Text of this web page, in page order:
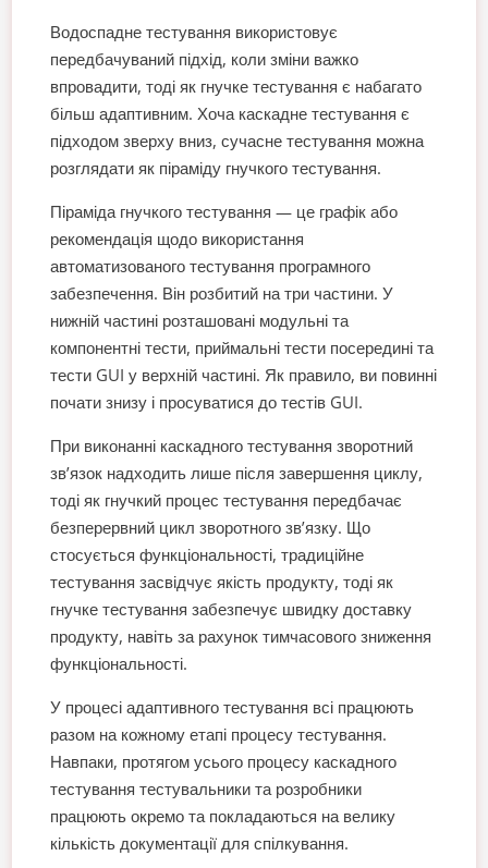
Водоспадне тестування використовує
передбачуваний підхід, коли зміни важко
впровадити, тоді як гнучке тестування є набагато
більш адаптивним. Хоча каскадне тестування є
підходом зверху вниз, сучасне тестування можна
розглядати як піраміду гнучкого тестування.
Піраміда гнучкого тестування — це графік або
рекомендація щодо використання
автоматизованого тестування програмного
забезпечення. Він розбитий на три частини. У
нижній частині розташовані модульні та
компонентні тести, приймальні тести посередині та
тести GUI у верхній частині. Як правило, ви повинні
почати знизу і просуватися до тестів GUI.
При виконанні каскадного тестування зворотний
зв’язок надходить лише після завершення циклу,
тоді як гнучкий процес тестування передбачає
безперервний цикл зворотного зв’язку. Що
стосується функціональності, традиційне
тестування засвідчує якість продукту, тоді як
гнучке тестування забезпечує швидку доставку
продукту, навіть за рахунок тимчасового зниження
функціональності.
У процесі адаптивного тестування всі працюють
разом на кожному етапі процесу тестування.
Навпаки, протягом усього процесу каскадного
тестування тестувальники та розробники
працюють окремо та покладаються на велику
кількість документації для спілкування.